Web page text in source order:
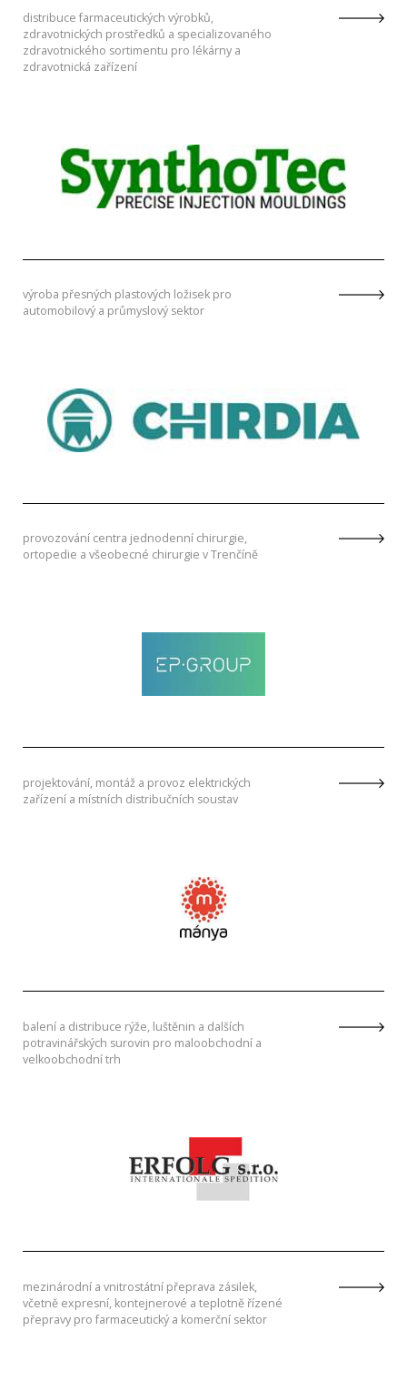
distribuce farmaceutických výrobků,
zdravotnických prostředků a specializovaného
zdravotnického sortimentu pro lékárny a
zdravotnická zařízení
výroba přesných plastových ložisek pro
automobilový a průmyslový sektor
provozování centra jednodenní chirurgie,
ortopedie a všeobecné chirurgie v Trenčíně
projektování, montáž a provoz elektrických
zařízení a místních distribučních soustav
balení a distribuce rýže, luštěnin a dalších
potravinářských surovin pro maloobchodní a
velkoobchodní trh
mezinárodní a vnitrostátní přeprava zásilek,
včetně expresní, kontejnerové a teplotně řízené
přepravy pro farmaceutický a komerční sektor